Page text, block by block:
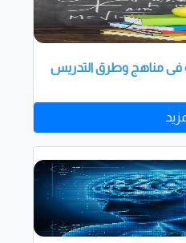
فى مناهج وطرق التدريس